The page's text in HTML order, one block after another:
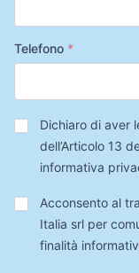
Telefono *
Privacy*
Dichiaro di aver
dell’Articolo 13
informativa
Trattamento
Dati
Acconsento al
Italia srl per
finalità